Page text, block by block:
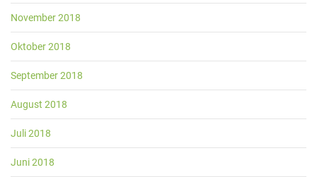
November 2018
Oktober 2018
September 2018
August 2018
Juli 2018
Juni 2018